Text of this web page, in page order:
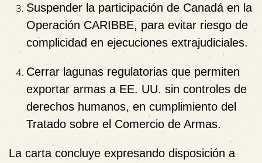
Suspender la participación de Canadá en la
Operación CARIBBE, para evitar riesgo de
complicidad en ejecuciones extrajudiciales.
Cerrar lagunas regulatorias que permiten
exportar armas a EE. UU. sin controles de
derechos humanos, en cumplimiento del
Tratado sobre el Comercio de Armas.
La carta concluye expresando disposición a